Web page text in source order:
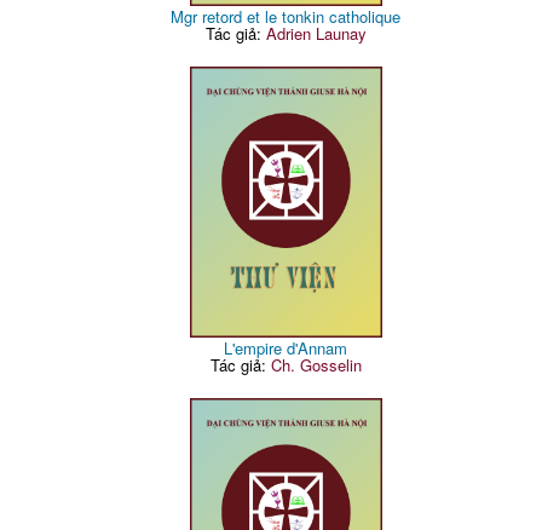
Mgr retord et le tonkin catholique
Tác giả: Adrien Launay
L'empire d'Annam
Tác giả: Ch. Gosselin